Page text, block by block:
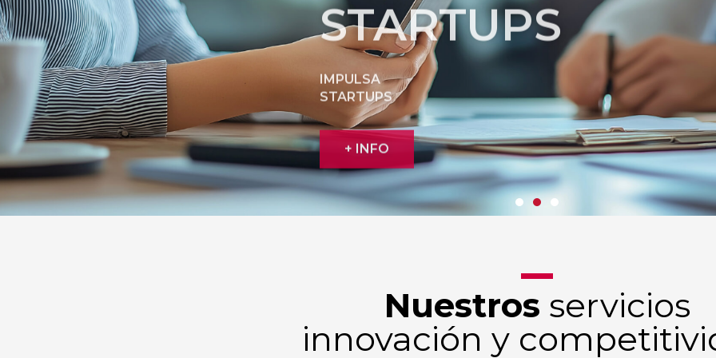
IMPULSA
STARTUPS
+ INFO
Nuestros servicios
innovación y